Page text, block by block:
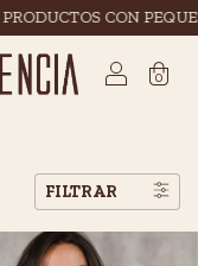
CON PEQUEÑAS
0
FILTRAR